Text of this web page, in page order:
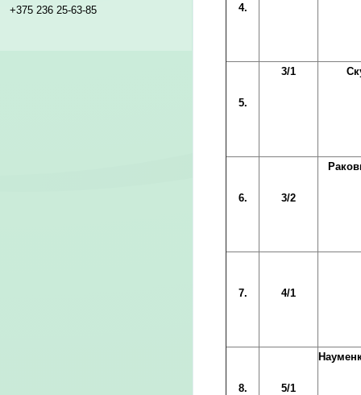
4.
5.
3/1
6. 3/2
7. 4/1
8. 5/1
+375 236 25-63-85